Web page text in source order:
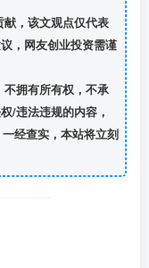
，该文观点仅代表
，网友创业投资需谨
拥有所有权，不承
/违法违规的内容，
经查实，本站将立刻